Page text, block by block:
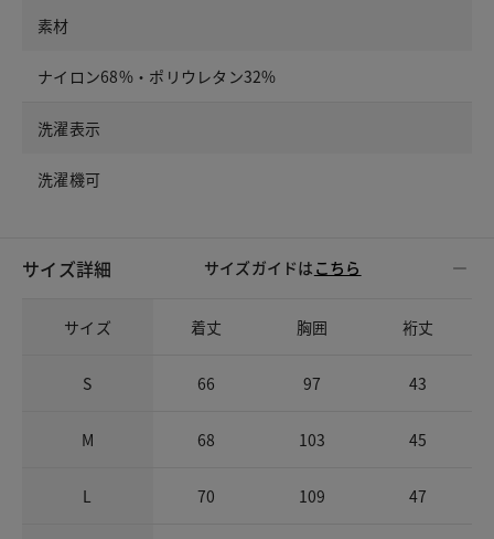
素材
ナイロン68%・ポリウレタン32%
洗濯表示
洗濯機可
サイズ詳細 サイズガイドは こちら
サイズ 着丈 胸囲 裄丈
S 66 97 43
M 68 103 45
L 70 109 47